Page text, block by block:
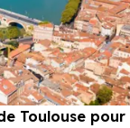
Toulouse pour